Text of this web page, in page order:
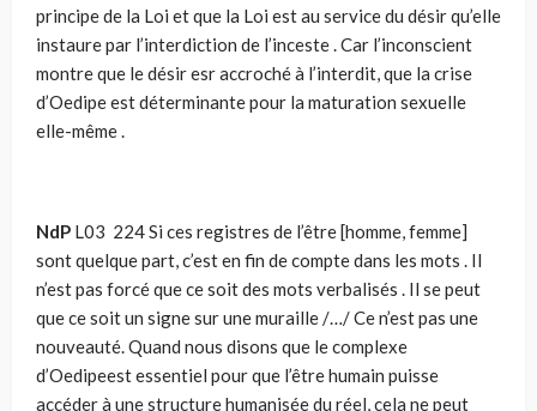
principe de la Loi et que la Loi est au service du désir qu’elle
instaure par l’interdiction de l’inceste . Car l’inconscient
montre que le désir esr accroché à l’interdit, que la crise
d’Oedipe est déterminante pour la maturation sexuelle
elle-même .
NdP L03 224 Si ces registres de l’être [homme, femme]
sont quelque part, c’est en fin de compte dans les mots . Il
n’est pas forcé que ce soit des mots verbalisés . Il se peut
que ce soit un signe sur une muraille /…/ Ce n’est pas une
nouveauté. Quand nous disons que le complexe
d’Oedipeest essentiel pour que l’être humain puisse
accéder à une structure humanisée du réel,cela ne peut